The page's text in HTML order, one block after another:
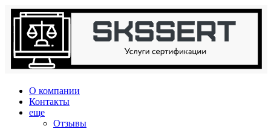
О компании
Контакты
еще
Отзывы